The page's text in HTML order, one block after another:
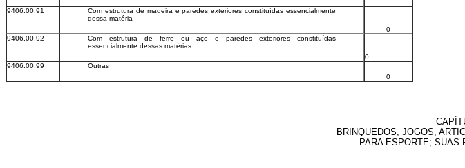
9406.00.91
Com estrutura de madeira e paredes exteriores constituídas essencialmente
dessa matéria
0
9406.00.92
Com estrutura de ferro ou aço e paredes exteriores constituídas
essencialmente dessas matérias
0
9406.00.99
Outras
0
BRINQUEDOS, JOGOS,
PARA ESPORTE; SUAS